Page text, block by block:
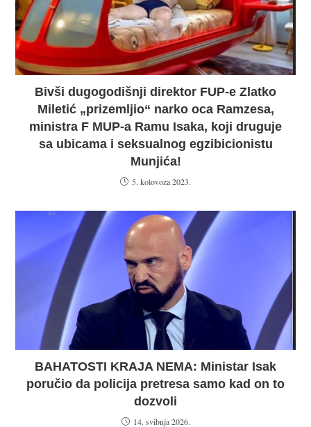
Bivši dugogodišnji direktor FUP-e Zlatko
Miletić „prizemljio“ narko oca Ramzesa,
ministra F MUP-a Ramu Isaka, koji druguje
sa ubicama i seksualnog egzibicionistu
Munjića!
5. kolovoza 2023.
BAHATOSTI KRAJA NEMA: Ministar Isak
poručio da policija pretresa samo kad on to
dozvoli
14. svibnja 2026.